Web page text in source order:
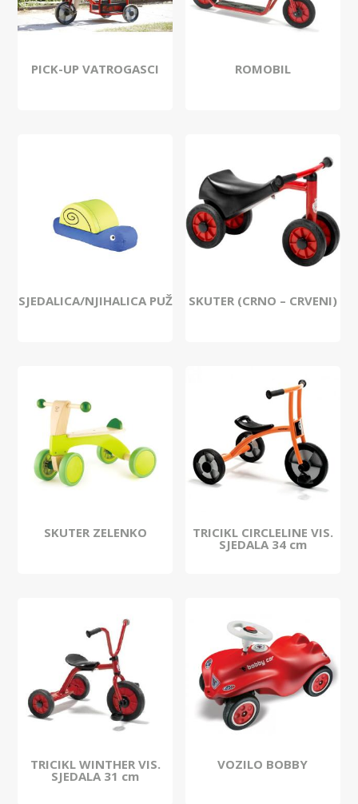
PICK-UP VATROGASCI ROMOBIL
SJEDALICA/NJIHALICA PUŽ SKUTER (CRNO – CRVENI)
SKUTER ZELENKO TRICIKL CIRCLELINE VIS.
SJEDALA 34 cm
TRICIKL WINTHER VIS.
SJEDALA 31 cm
VOZILO BOBBY